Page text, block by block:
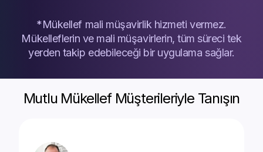
*Mükellef mali müşavirlik hizmeti vermez.
Mükelleflerin ve mali müşavirlerin, tüm süreci tek
yerden takip edebileceği bir uygulama sağlar.
Mutlu Mükellef Müşterileriyle Tanışın